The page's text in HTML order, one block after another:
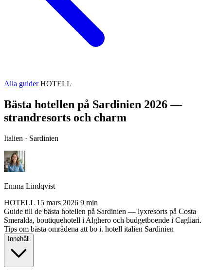
Alla guiderHOTELL
Bästa hotellen på Sardinien 2026 —
strandresorts och charm
Italien · Sardinien
Emma Lindqvist
HOTELL 15 mars 2026 9 min
Guide till de bästa hotellen på Sardinien — lyxresorts på Costa
Smeralda, boutiquehotell i Alghero och budgetboende i Cagliari.
Tips om bästa områdena att bo i. hotell italien Sardinien
Innehåll